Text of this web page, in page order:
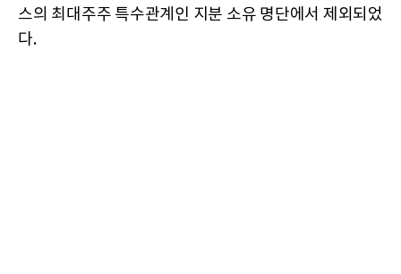
스의 최대주주 특수관계인 지분 소유 명단에서 제외되었
다.